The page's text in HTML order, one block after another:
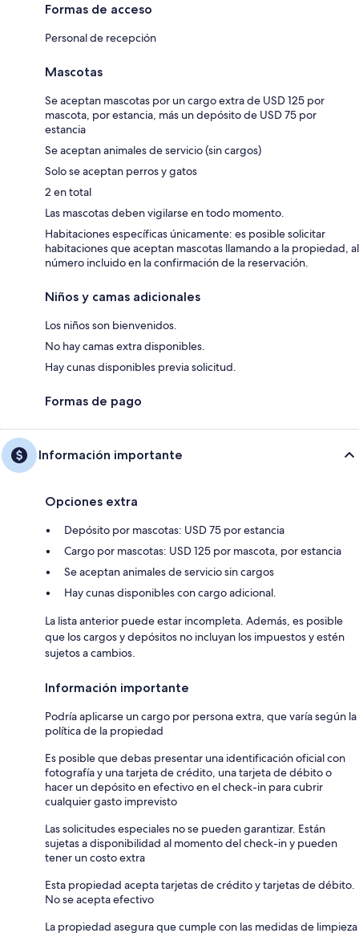
Formas de acceso
Personal de recepción
Mascotas
Se aceptan mascotas por un cargo extra de USD 125 por
mascota, por estancia, más un depósito de USD 75 por
estancia
Se aceptan animales de servicio (sin cargos)
Solo se aceptan perros y gatos
2 en total
Las mascotas deben vigilarse en todo momento.
Habitaciones específicas únicamente: es posible solicitar
habitaciones que aceptan mascotas llamando a la propiedad, al
número incluido en la confirmación de la reservación.
Niños y camas adicionales
Los niños son bienvenidos.
No hay camas extra disponibles.
Hay cunas disponibles previa solicitud.
Formas de pago
Información importante
Opciones extra
Depósito por mascotas: USD 75 por estancia
Cargo por mascotas: USD 125 por mascota, por estancia
Se aceptan animales de servicio sin cargos
Hay cunas disponibles con cargo adicional.
La lista anterior puede estar incompleta. Además, es posible
que los cargos y depósitos no incluyan los impuestos y estén
sujetos a cambios.
Información importante
Podría aplicarse un cargo por persona extra, que varía según la
política de la propiedad
Es posible que debas presentar una identificación oficial con
fotografía y una tarjeta de crédito, una tarjeta de débito o
hacer un depósito en efectivo en el check-in para cubrir
cualquier gasto imprevisto
Las solicitudes especiales no se pueden garantizar. Están
sujetas a disponibilidad al momento del check-in y pueden
tener un costo extra
Esta propiedad acepta tarjetas de crédito y tarjetas de débito.
No se acepta efectivo
La propiedad asegura que cumple con las medidas de limpieza